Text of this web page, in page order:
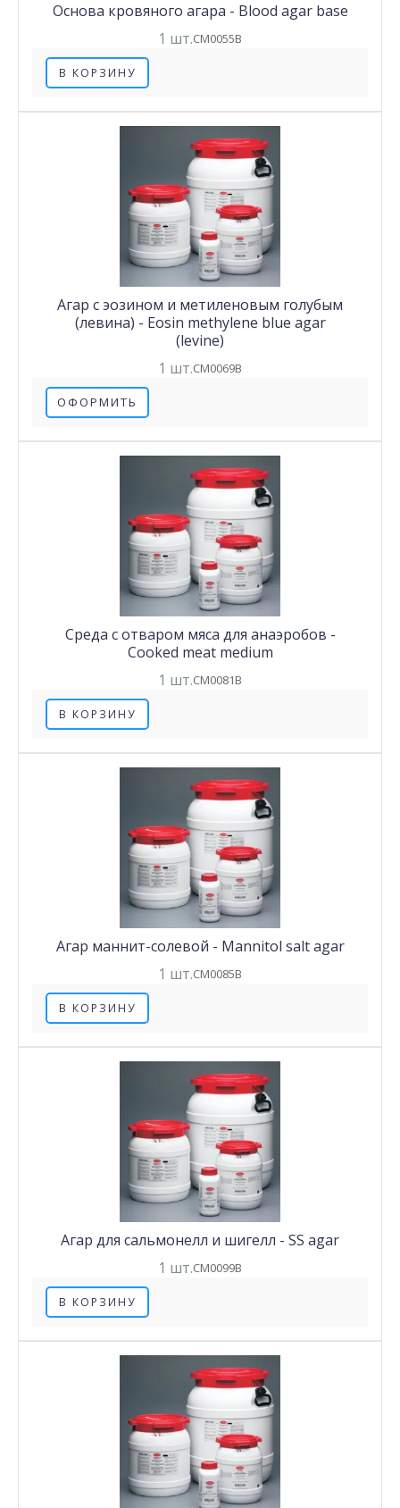
Основа кровяного агара - Blood agar base
1 шт.CM0055B
В КОРЗИНУ
Агар с эозином и метиленовым голубым
(левина) - Eosin methylene blue agar
(levine)
1 шт.CM0069B
ОФОРМИТЬ
Среда с отваром мяса для анаэробов -
Cooked meat medium
1 шт.CM0081B
В КОРЗИНУ
Агар маннит-солевой - Mannitol salt agar
1 шт.CM0085B
В КОРЗИНУ
Агар для сальмонелл и шигелл - SS agar
1 шт.CM0099B
В КОРЗИНУ